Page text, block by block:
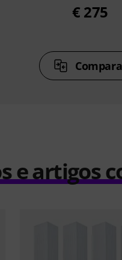
€ 275
e artigos